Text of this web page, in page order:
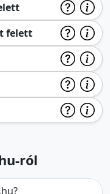
felett
ról